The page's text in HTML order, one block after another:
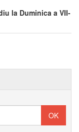
la Duminica a VII-